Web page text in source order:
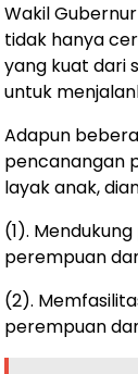
Wakil
tidak hanya
yang kuat dari
untuk
Adapun
pencanangan
layak anak,
(1).
perempuan
(2).
perempuan